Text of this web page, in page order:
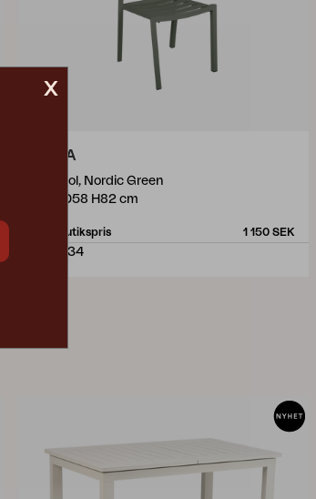
DELIA
matstol, Nordic Green
W47 D58 H82 cm
Rek. butikspris 1 150 SEK
2681-34
x